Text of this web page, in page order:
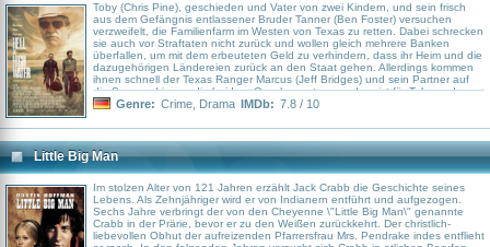
Toby (Chris Pine), geschieden und Vater von zwei Kindern, und sein frisch
aus dem Gefängnis entlassener Bruder Tanner (Ben Foster) versuchen
verzweifelt, die Familienfarm im Westen von Texas zu retten. Dabei schrecken
sie auch vor Straftaten nicht zurück und wollen gleich mehrere Banken
überfallen, um mit dem erbeuteten Geld zu verhindern, dass ihr Heim und die
dazugehörigen Ländereien zurück an den Staat gehen. Allerdings kommen
ihnen schnell der Texas Ranger Marcus (Jeff Bridges) und sein Partner auf
die Spur und jagen die beiden. Geschnappt zu werden, ist für Toby und
Tanner jedoch keine akzeptable Option...
Genre: Crime Drama IMDb: 7.8 / 10
Little Big Man
Im stolzen Alter von 121 Jahren erzählt Jack Crabb die Geschichte seines
Lebens. Als Zehnjähriger wird er von Indianern entführt und aufgezogen.
Sechs Jahre verbringt der von den Cheyenne \"Little Big Man\" genannte
Crabb in der Prärie, bevor er zu den Weißen zurückkehrt. Der christlich-
liebevollen Obhut der aufreizenden Pfarrersfrau Mrs. Pendrake indes entflieht